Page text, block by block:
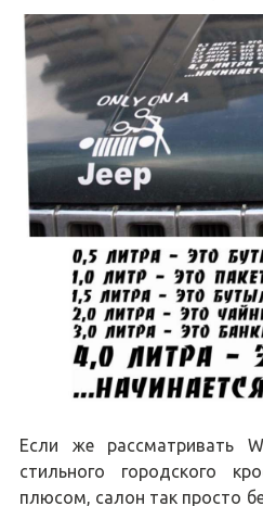
Если же рассматривать
стильного городского
плюсом, салон так просто